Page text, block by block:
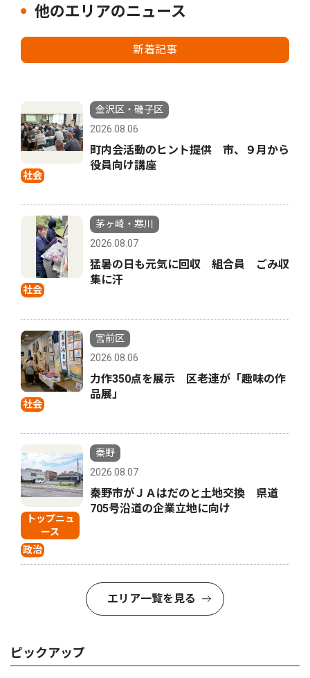
他のエリアのニュース
新着記事
社会
金沢区・磯子区
2026.08.06
町内会活動のヒント提供 市、９月から
役員向け講座
社会
茅ヶ崎・寒川
2026.08.07
猛暑の日も元気に回収 組合員 ごみ収
集に汗
社会
宮前区
2026.08.06
力作350点を展示 区老連が「趣味の作
品展」
トップニュ
ース
政治
秦野
2026.08.07
秦野市がＪＡはだのと土地交換 県道
705号沿道の企業立地に向け
エリア一覧を見る
ピックアップ